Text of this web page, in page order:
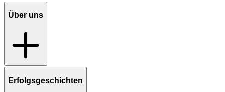
Über uns
Erfolgsgeschichten